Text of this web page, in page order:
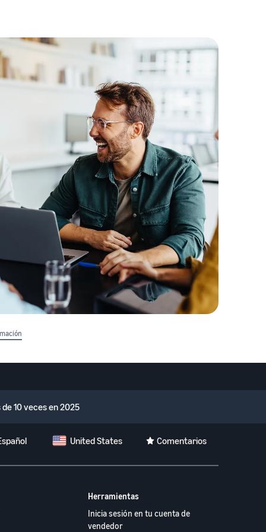
10 veces en 2025
United States Comentarios
Herramientas
Inicia sesión en tu cuenta de
vendedor